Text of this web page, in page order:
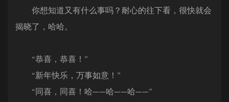
你想知道又有什么事吗？耐心的往下看，很快就会
揭晓了，哈哈。
“恭喜，恭喜！”
“新年快乐，万事如意！”
“同喜，同喜！哈——哈——哈——”